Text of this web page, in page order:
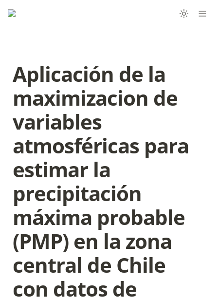
Aplicación de la
maximizacion de
variables
atmosféricas para
estimar la
precipitación
máxima probable
(PMP) en la zona
central de Chile
con datos de